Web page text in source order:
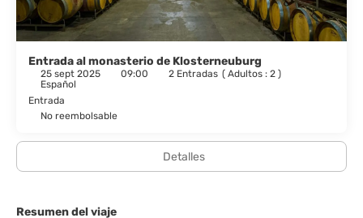
horario limitado. Apaga la sed con tu bebida favorita en el bar o
lounge. Se ofrece un desayuno bufé todos los días de 07:00 a
10:30 con un coste adicional.
Tendrás conexión a Internet por cable gratis, un centro de
negocios y periódicos gratuitos en el vestíbulo a tu disposición.
Pagando un pequeño suplemento podrás aprovechar
prestaciones como servicio de transporte al aeropuerto (ida y
vuelta) disponible 24 horas y aparcamiento sin asistencia (de
Entrada al monasterio de Klosterneuburg
25 sept 2025 09:00 2 Entradas ( Adultos : 2 )
Español
Entrada
No reembolsable
Detalles
Resumen del viaje